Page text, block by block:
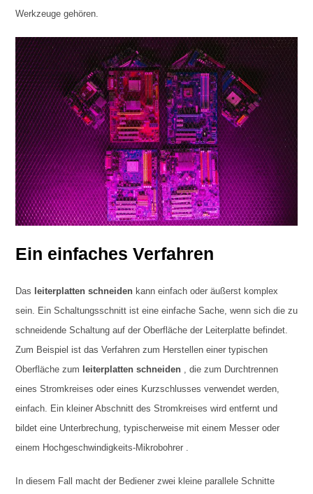
Werkzeuge gehören.
Ein einfaches Verfahren
Das leiterplatten schneidenkann einfach oder äußerst komplex
sein. Ein Schaltungsschnitt ist eine einfache Sache, wenn sich die zu
schneidende Schaltung auf der Oberfläche der Leiterplatte befindet.
Zum Beispiel ist das Verfahren zum Herstellen einer typischen
Oberfläche zum leiterplatten schneiden, die zum Durchtrennen
eines Stromkreises oder eines Kurzschlusses verwendet werden,
einfach. Ein kleiner Abschnitt des Stromkreises wird entfernt und
bildet eine Unterbrechung, typischerweise mit einem Messer oder
einem Hochgeschwindigkeits-Mikrobohrer .
In diesem Fall macht der Bediener zwei kleine parallele Schnitte